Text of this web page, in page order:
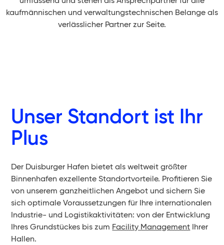
kaufmännischen und verwaltungstechnischen Belange als
verlässlicher Partner zur Seite.
Unser Standort ist Ihr
Plus
Der Duisburger Hafen bietet als weltweit größter
Binnenhafen exzellente Standortvorteile. Profitieren Sie
von unserem ganzheitlichen Angebot und sichern Sie
sich optimale Voraussetzungen für Ihre internationalen
Industrie- und Logistikaktivitäten: von der Entwicklung
Ihres Grundstückes bis zum Facility Management Ihrer
Hallen.